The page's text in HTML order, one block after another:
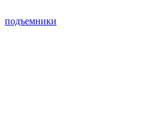
подъемники